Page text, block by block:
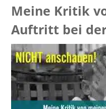
Meine Kritik
Auftritt bei der
[VIDEO]